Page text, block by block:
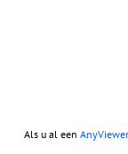
Als u al een